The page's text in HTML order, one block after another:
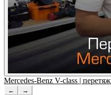
Mercedes-Benz V-class |
← →